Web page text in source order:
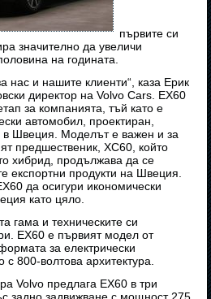
първите си
значително да увеличи
на годината.
нас и нашите клиенти“, каза Ерик
директор на Volvo Cars. EX60
за компанията, тъй като е
автомобил, проектиран,
в Швеция. Моделът е важен и за
предшественик, XC60, който
хибрид, продължава да се
експортни продукти на Швеция.
да осигури икономически
като цяло.
гама и техническите си
EX60 е първият модел от
за електрически
800-волтова архитектура.
Volvo предлага EX60 в три